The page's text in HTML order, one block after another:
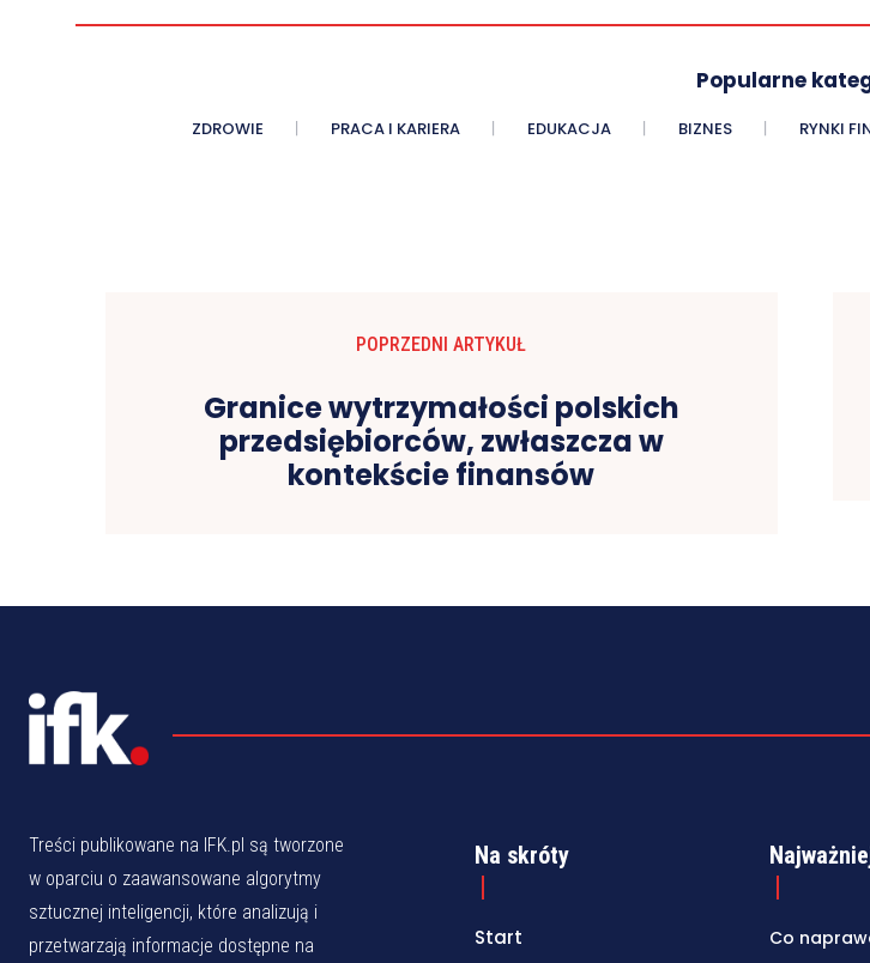
Popularne
ZDROWIE PRACA I KARIERA EDUKACJA BIZNES RYNKI
POPRZEDNI ARTYKUŁ
Granice wytrzymałości polskich
przedsiębiorców, zwłaszcza w
kontekście finansów
Treści publikowane na IFK.pl są tworzone
w oparciu o zaawansowane algorytmy
sztucznej inteligencji, które analizują i
przetwarzają informacje dostępne na
Na skróty
Start Co